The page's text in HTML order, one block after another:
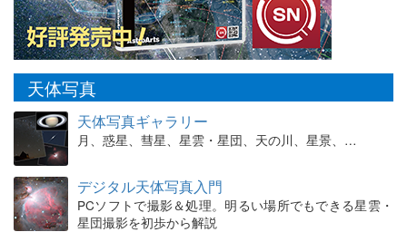
天体写真
天体写真ギャラリー
月、惑星、彗星、星雲・星団、天の川、星景、…
デジタル天体写真入門
PCソフトで撮影＆処理。明るい場所でもできる星雲・
星団撮影を初歩から解説